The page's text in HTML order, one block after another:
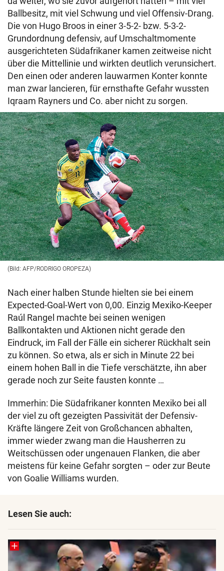
Ballbesitz, mit viel Schwung und viel Offensiv-Drang.
Die von Hugo Broos in einer 3-5-2- bzw. 5-3-2-
Grundordnung defensiv, auf Umschaltmomente
ausgerichteten Südafrikaner kamen zeitweise nicht
über die Mittellinie und wirkten deutlich verunsichert.
Den einen oder anderen lauwarmen Konter konnte
man zwar lancieren, für ernsthafte Gefahr wussten
Iqraam Rayners und Co. aber nicht zu sorgen.
(Bild: AFP/RODRIGO OROPEZA)
Nach einer halben Stunde hielten sie bei einem
Expected-Goal-Wert von 0,00. Einzig Mexiko-Keeper
Raúl Rangel machte bei seinen wenigen
Ballkontakten und Aktionen nicht gerade den
Eindruck, im Fall der Fälle ein sicherer Rückhalt sein
zu können. So etwa, als er sich in Minute 22 bei
einem hohen Ball in die Tiefe verschätzte, ihn aber
gerade noch zur Seite fausten konnte …
Immerhin: Die Südafrikaner konnten Mexiko bei all
der viel zu oft gezeigten Passivität der Defensiv-
Kräfte längere Zeit von Großchancen abhalten,
immer wieder zwang man die Hausherren zu
Weitschüssen oder ungenauen Flanken, die aber
meistens für keine Gefahr sorgten – oder zur Beute
von Goalie Williams wurden.
Lesen Sie auch: